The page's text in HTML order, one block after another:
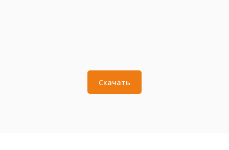
Скачать